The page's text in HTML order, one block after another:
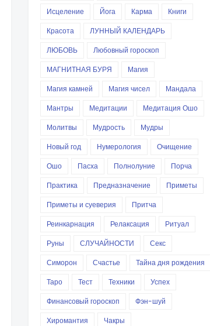
Исцеление
Йога Карма
Книги
Красота
ЛУННЫЙ КАЛЕНДАРЬ
ЛЮБОВЬ
Любовный гороскоп
МАГНИТНАЯ БУРЯ
Магия
Магия камней
Магия чисел
Мандала
Мантры
Медитации
Медитация Ошо
Молитвы
Мудрость
Мудры
Новый год
Нумерология
Очищение
Ошо
Пасха Полнолуние
Порча
Практика
Предназначение
Приметы
Приметы и суеверия
Притча
Реинкарнация
Релаксация
Ритуал
Руны
СЛУЧАЙНОСТИ
Секс
Симорон
Счастье
Тайна дня рождения
Таро
Тест Техники
Успех
Финансовый гороскоп
Фэн-шуй
Хиромантия
Чакры